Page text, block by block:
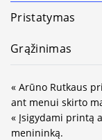
Pristatymas
Grąžinimas
« Arūno Rutkaus
ant menui skirto
« Įsigydami printą
menininką.